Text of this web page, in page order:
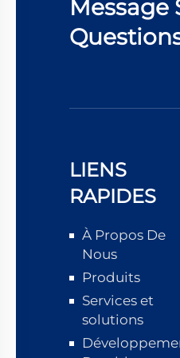
Message
LIENS
RAPIDES
À Propos De
Nous
Produits
Services et
solutions